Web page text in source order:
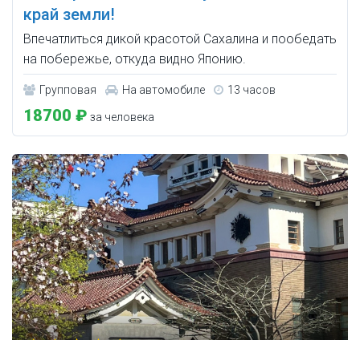
край земли!
Впечатлиться дикой красотой Сахалина и пообедать
на побережье, откуда видно Японию.
Групповая На автомобиле 13 часов
18700 ₽ за человека